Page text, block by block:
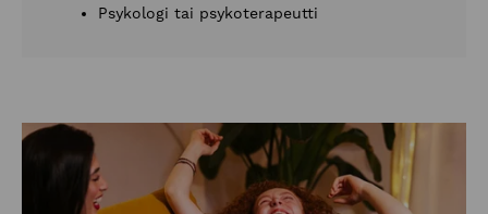
Psykologi tai psykoterapeutti